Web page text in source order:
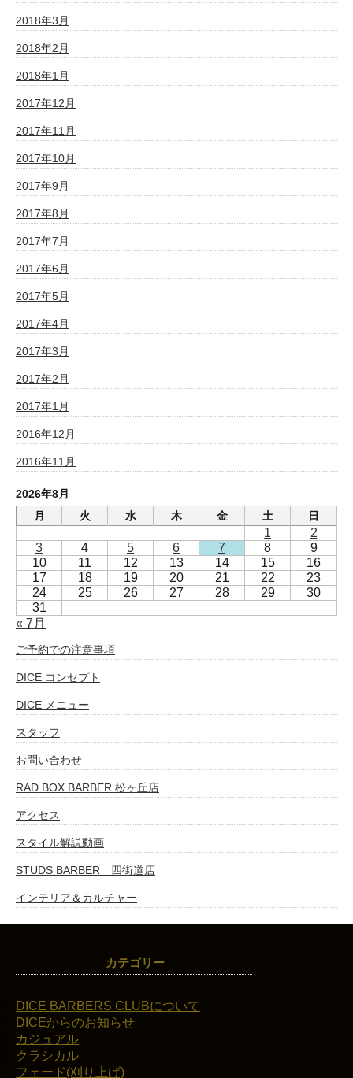
2018年3月
2018年2月
2018年1月
2017年12月
2017年11月
2017年10月
2017年9月
2017年8月
2017年7月
2017年6月
2017年5月
2017年4月
2017年3月
2017年2月
2017年1月
2016年12月
2016年11月
2026年8月
月
火 水 木 金 土 日
1
2
3
4 5 6 7 8
9
10
11 12 13 14 15
16
17
18 19 20 21 22
23
24
25 26 27 28 29
30
31
« 7月
ご予約での注意事項
DICE コンセプト
DICE メニュー
スタッフ
お問い合わせ
RAD BOX BARBER 松ヶ丘店
アクセス
スタイル解説動画
STUDS BARBER 四街道店
インテリア＆カルチャー
カテゴリー
DICE BARBERS CLUBについて
DICEからのお知らせ
カジュアル
クラシカル
フェード(刈り上げ)